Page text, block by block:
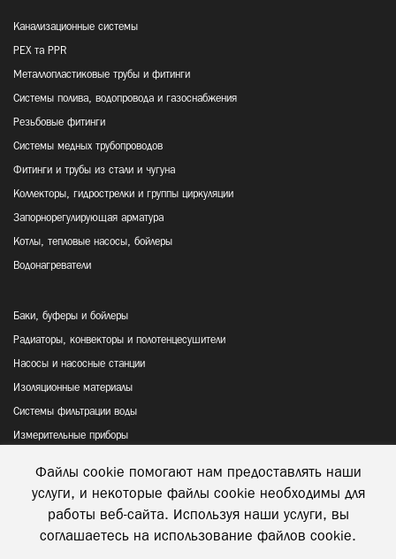
Файлы cookie помогают нам предоставлять наши
услуги, и некоторые файлы cookie необходимы для
работы веб-сайта. Используя наши услуги, вы
соглашаетесь на использование файлов cookie.
Канализационные системы
PEX та PPR
Металлопластиковые трубы и фитинги
Системы полива, водопровода и газоснабжения
Резьбовые фитинги
Системы медных трубопроводов
Фитинги и трубы из стали и чугуна
Коллекторы, гидрострелки и группы циркуляции
Запорнорегулирующая арматура
Котлы, тепловые насосы, бойлеры
Водонагреватели
Баки, буферы и бойлеры
Радиаторы, конвекторы и полотенцесушители
Насосы и насосные станции
Изоляционные материалы
Системы фильтрации воды
Измерительные приборы
Відправка та повернення товару